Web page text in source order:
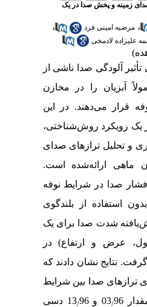
زمینه و پخش صدا در یک
، مرضیه امینی فرد ،
علیزاده لادمخی
آلودگی صدا ناشی از
آبزیان را در مخازن
قرار می‌دهند. در این
یک رویکرد روش‌شناختی،
و تحلیل ترازهای صدا ی
ماهی ارائه‌شده است.
فشار صدا در شرایط نوفه
استفاده از بلندگوی
شدت صدا برای یک
عرض و ارتفاع) در
نتایج نشان دادند که
ترازهای صدا بین شرایط
03
/96 و 13 / 96 دسی